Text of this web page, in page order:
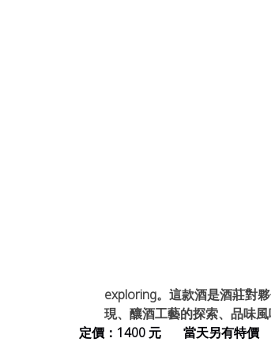
exploring。這款酒是酒莊對
現、釀酒工藝的探索、品味風
定價：1400 元       當天另有特價